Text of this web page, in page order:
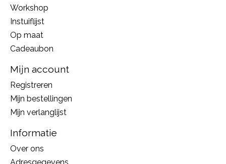
Workshop
Instuiflijst
Op maat
Cadeaubon
Mijn account
Registreren
Mijn bestellingen
Mijn verlanglijst
Informatie
Over ons
Adresgegevens